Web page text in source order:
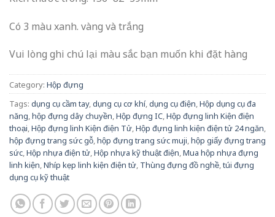
Có 3 màu xanh. vàng và trắng
Vui lòng ghi chú lại màu sắc bạn muốn khi đặt hàng
Category: Hộp đựng
Tags: dụng cụ cầm tay,dụng cụ cơ khí,dụng cụ điện,Hộp dụng cụ đa
năng,hộp đựng dây chuyền,Hộp đựng IC,Hộp đựng linh Kiện điện
thoại,Hộp đựng linh Kiện điện Tử,Hộp đựng linh kiện điện tử 24 ngăn,
hộp đựng trang sức gỗ,hộp đựng trang sức muji,hộp giấy đựng trang
sức,Hộp nhựa điện tử,Hộp nhựa kỹ thuật điện,Mua hộp nhựa đựng
linh kiện,Nhíp kẹp linh kiện điện tử, Thùng đựng đồ nghề,túi đựng
dụng cụ kỹ thuật